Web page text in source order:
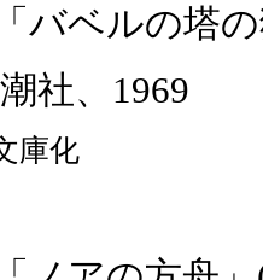
バベルの塔
社、1969
庫化